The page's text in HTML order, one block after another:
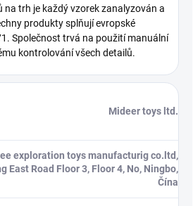
trh je každý vzorek zanalyzován a
produkty splňují evropské
Společnost trvá na použití manuální
kontrolování všech detailů.
Mideer toys ltd.
exploration toys manufacturig co.ltd,
East Road Floor 3, Floor 4, No, Ningbo,
Čína